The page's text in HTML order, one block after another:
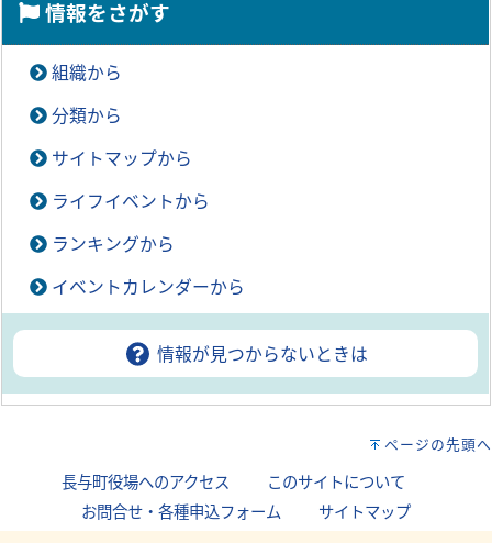
情報をさがす
組織から
分類から
サイトマップから
ライフイベントから
ランキングから
イベントカレンダーから
情報が見つからないときは
ページの先頭へ
長与町役場へのアクセス このサイトについて
お問合せ・各種申込フォーム
サイトマップ